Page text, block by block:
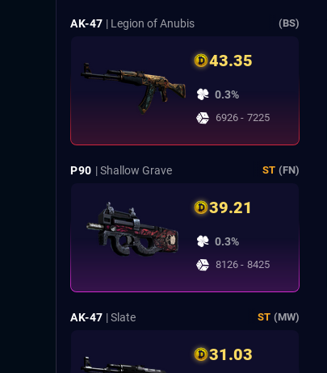
AK-47 | Legion of Anubis (BS)
43.35
0.3%
6926 - 7225
P90 | Shallow Grave ST (FN)
39.21
0.3%
8126 - 8425
AK-47 | Slate ST (MW)
31.03